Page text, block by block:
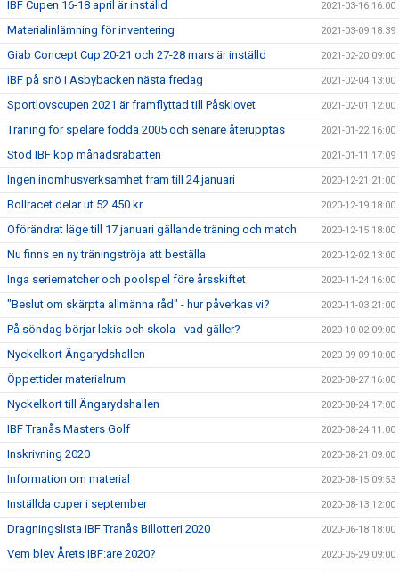
IBF Cupen 16-18 april är inställd 2021-03-16 16:00
Materialinlämning för inventering 2021-03-09 18:39
Giab Concept Cup 20-21 och 27-28 mars är inställd 2021-02-20 09:00
IBF på snö i Asbybacken nästa fredag 2021-02-04 13:00
Sportlovscupen 2021 är framflyttad till Påsklovet 2021-02-01 12:00
Träning för spelare födda 2005 och senare återupptas 2021-01-22 16:00
Stöd IBF köp månadsrabatten 2021-01-11 17:09
Ingen inomhusverksamhet fram till 24 januari 2020-12-21 21:00
Bollracet delar ut 52 450 kr 2020-12-19 18:00
Oförändrat läge till 17 januari gällande träning och match 2020-12-15 18:00
Nu finns en ny träningströja att beställa 2020-12-02 13:00
Inga seriematcher och poolspel före årsskiftet 2020-11-24 16:00
"Beslut om skärpta allmänna råd" - hur påverkas vi? 2020-11-03 21:00
På söndag börjar lekis och skola - vad gäller? 2020-10-02 09:00
Nyckelkort Ängarydshallen 2020-09-09 10:00
Öppettider materialrum 2020-08-27 16:00
Nyckelkort till Ängarydshallen 2020-08-24 17:00
IBF Tranås Masters Golf 2020-08-24 11:00
Inskrivning 2020 2020-08-21 09:00
Information om material 2020-08-15 09:53
Inställda cuper i september 2020-08-13 12:00
Dragningslista IBF Tranås Billotteri 2020 2020-06-18 18:00
Vem blev Årets IBF:are 2020? 2020-05-29 09:00